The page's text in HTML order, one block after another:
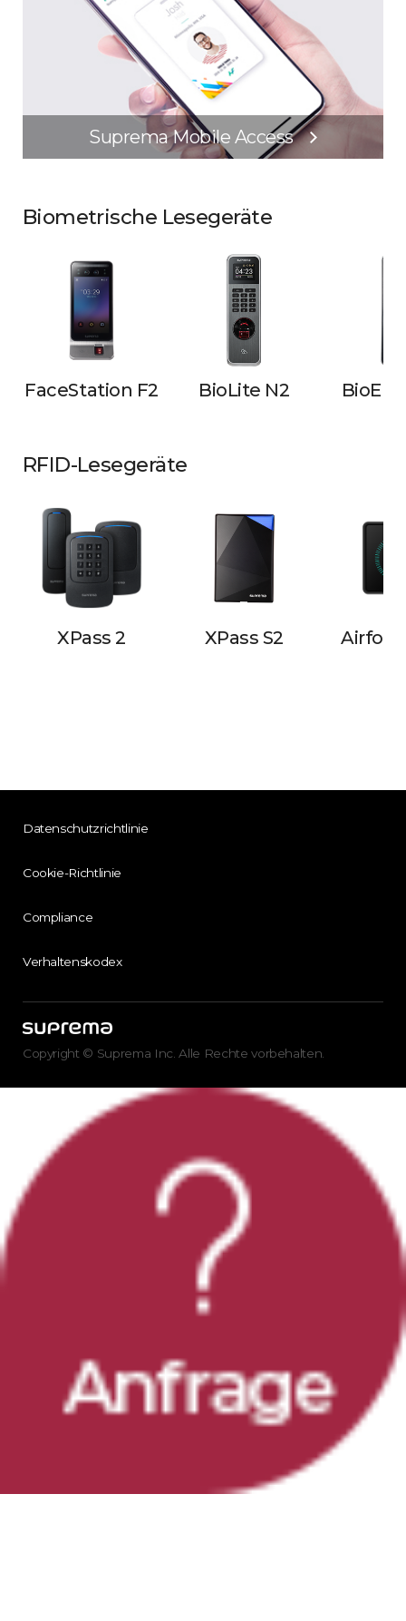
Suprema Mobile Access
Biometrische Lesegeräte
FaceStation F2 BioLite N2
RFID-Lesegeräte
XPass 2 XPass S2 Airfob
Datenschutzrichtlinie
Cookie-Richtlinie
Compliance
Verhaltenskodex
Copyright © Suprema Inc. Alle Rechte vorbehalten.